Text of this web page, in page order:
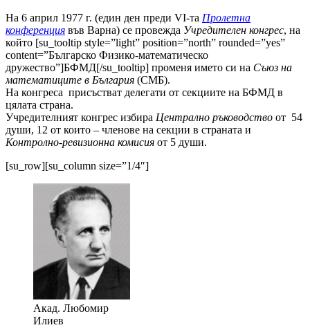
На 6 април 1977 г. (един ден преди VI-та Пролетна
конференция във Варна) се провежда Учредителен конгрес, на
който [su_tooltip style=”light” position=”north” rounded=”yes”
content=”Българско Физико-математическо
дружество”]БФМД[/su_tooltip] променя името си на Съюз на
мате­матиците в България (СМБ).
На конгреса присъстват делегати от секциите на БФМД в
цялата страна.
Учредителният конгрес избира Централно ръко­водство от 54
души, 12 от които – членове на секции в страната и
Контролно-ревизионна комисия от 5 души.
[su_row][su_column size=”1/4″]
Акад. Любомир
Илиев